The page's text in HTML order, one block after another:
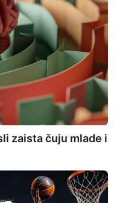
zaista čuju mlade i